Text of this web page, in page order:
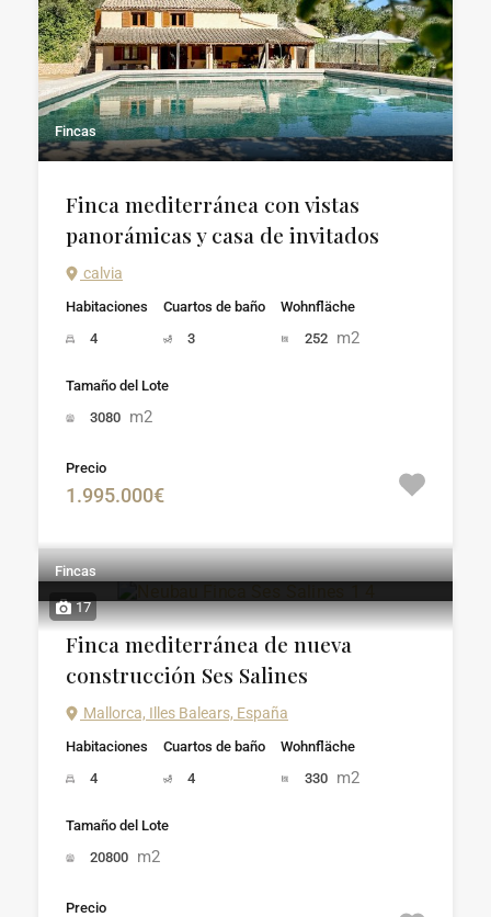
Fincas
Finca mediterránea con vistas
panorámicas y casa de invitados
calvia
Habitaciones
4
Cuartos de baño
3
Wohnfläche
252 m2
Tamaño del Lote
3080 m2
Precio
1.995.000€
17
Fincas
Finca mediterránea de nueva
construcción Ses Salines
Mallorca, Illes Balears, España
Habitaciones
4
Cuartos de baño
4
Wohnfläche
330 m2
Tamaño del Lote
20800 m2
Precio